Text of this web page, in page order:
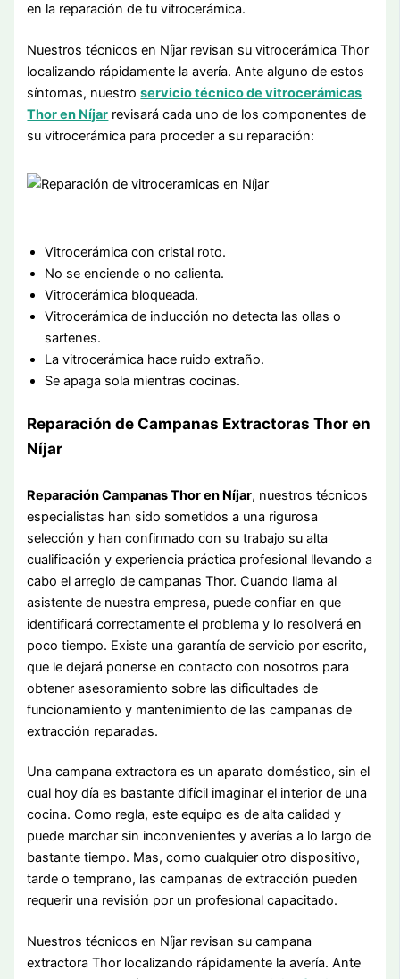
en la reparación de tu vitrocerámica.
Nuestros técnicos en Níjar revisan su vitrocerámica Thor
localizando rápidamente la avería. Ante alguno de estos
síntomas, nuestroservicio técnico de vitrocerámicas
Thor en Níjar revisará cada uno de los componentes de
su vitrocerámica para proceder a su reparación:
Vitrocerámica con cristal roto.
No se enciende o no calienta.
Vitrocerámica bloqueada.
Vitrocerámica de inducción no detecta las ollas o
sartenes.
La vitrocerámica hace ruido extraño.
Se apaga sola mientras cocinas.
Reparación de Campanas Extractoras Thor en
Níjar
Reparación Campanas Thor en Níjar, nuestros técnicos
especialistas han sido sometidos a una rigurosa
selección y han confirmado con su trabajo su alta
cualificación y experiencia práctica profesional llevando a
cabo el arreglo de campanas Thor. Cuando llama al
asistente de nuestra empresa, puede confiar en que
identificará correctamente el problema y lo resolverá en
poco tiempo. Existe una garantía de servicio por escrito,
que le dejará ponerse en contacto con nosotros para
obtener asesoramiento sobre las dificultades de
funcionamiento y mantenimiento de las campanas de
extracción reparadas.
Una campana extractora es un aparato doméstico, sin el
cual hoy día es bastante difícil imaginar el interior de una
cocina. Como regla, este equipo es de alta calidad y
puede marchar sin inconvenientes y averías a lo largo de
bastante tiempo. Mas, como cualquier otro dispositivo,
tarde o temprano, las campanas de extracción pueden
requerir una revisión por un profesional capacitado.
Nuestros técnicos en Níjar revisan su campana
extractora Thor localizando rápidamente la avería. Ante